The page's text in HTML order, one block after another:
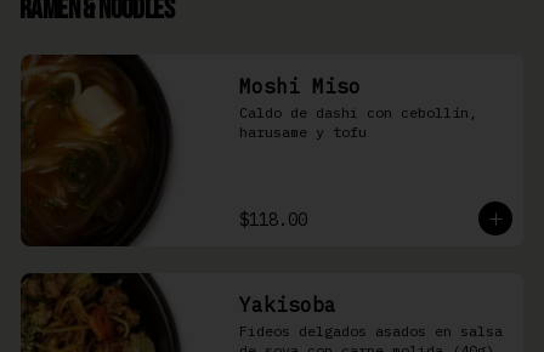
Ramen & Noodles
Moshi Miso
Caldo de dashi con cebollín,
harusame y tofu
$118.00
Yakisoba
Fideos delgados asados en salsa